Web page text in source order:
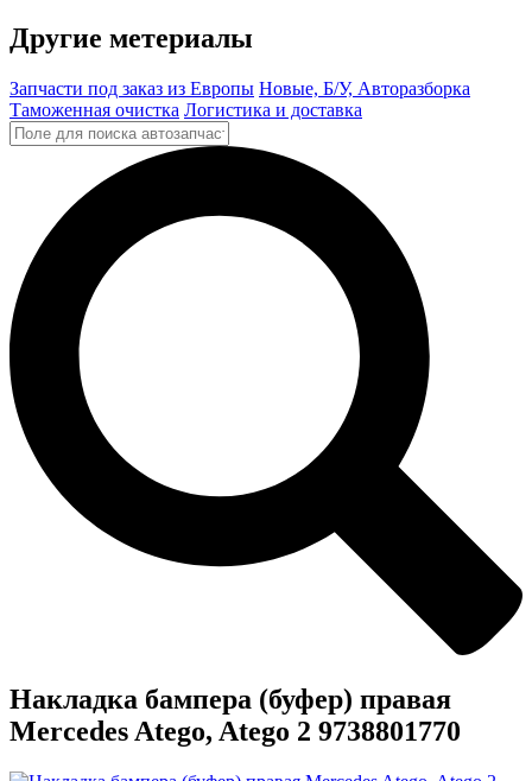
Другие метериалы
Запчасти под заказ из Европы Новые, Б/У, Авторазборка
Таможенная очистка Логистика и доставка
Накладка бампера (буфер) правая
Mercedes Atego, Atego 2 9738801770